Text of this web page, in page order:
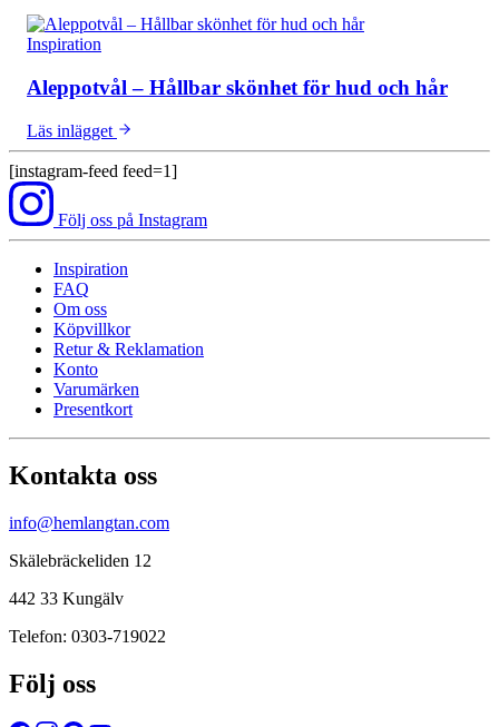
Inspiration
Aleppotvål – Hållbar skönhet för hud och hår
Läs inlägget
[instagram-feed feed=1]
Följ oss på Instagram
Inspiration
FAQ
Om oss
Köpvillkor
Retur & Reklamation
Konto
Varumärken
Presentkort
Kontakta oss
info@hemlangtan.com
Skälebräckeliden 12
442 33 Kungälv
Telefon: 0303-719022
Följ oss